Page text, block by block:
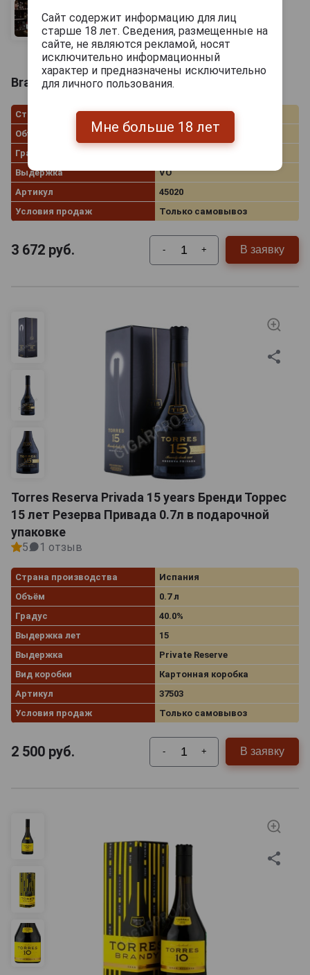
Brandy Mascaro VO Бренди Маскаро ВО 0.7л
Страна производства
Испания
Объём
0.7 л
Градус
Выдержка
VO
Артикул
45020
Условия продаж
Только самовывоз
3 672 руб. - + В заявку
Torres Reserva Privada 15 years Бренди Торрес
15 лет Резерва Привада 0.7л в подарочной
упаковке
5 1 отзыв
Страна производства
Испания
Объём
0.7 л
Градус
40.0%
Выдержка лет
15
Выдержка
Private Reserve
Вид коробки
Картонная коробка
Артикул
37503
Условия продаж
Только самовывоз
2 500 руб. - + В заявку
Сайт содержит информацию для лиц
старше 18 лет. Сведения, размещенные на
сайте, не являются рекламой, носят
исключительно информационный
характер и предназначены исключительно
для личного пользования.
Мне больше 18 лет